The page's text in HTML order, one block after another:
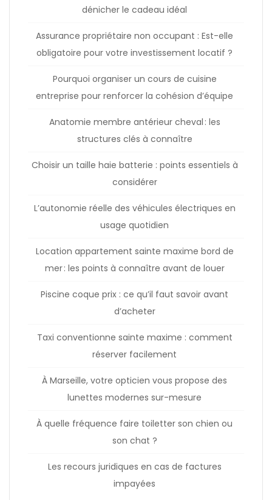
dénicher le cadeau idéal
Assurance propriétaire non occupant : Est-elle
obligatoire pour votre investissement locatif ?
Pourquoi organiser un cours de cuisine
entreprise pour renforcer la cohésion d’équipe
Anatomie membre antérieur cheval : les
structures clés à connaître
Choisir un taille haie batterie : points essentiels à
considérer
L’autonomie réelle des véhicules électriques en
usage quotidien
Location appartement sainte maxime bord de
mer : les points à connaître avant de louer
Piscine coque prix : ce qu’il faut savoir avant
d’acheter
Taxi conventionne sainte maxime : comment
réserver facilement
À Marseille, votre opticien vous propose des
lunettes modernes sur-mesure
À quelle fréquence faire toiletter son chien ou
son chat ?
Les recours juridiques en cas de factures
impayées